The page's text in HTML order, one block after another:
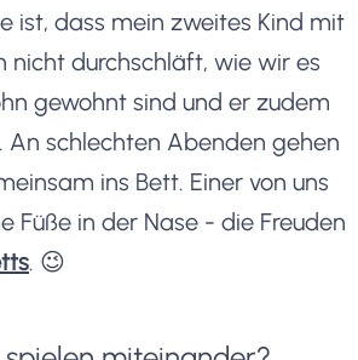
ist, dass mein zweites Kind mit
nicht durchschläft, wie wir es
gewohnt sind und er zudem
schlechten Abenden gehen
ins Bett. Einer von uns
Füße in der Nase - die Freuden
. 😉